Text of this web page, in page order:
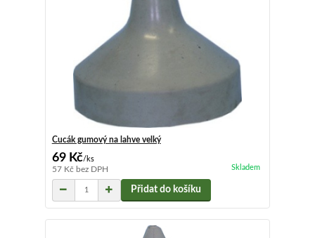
Cucák gumový na lahve velký
69 Kč/ks
57 Kč bez DPH Skladem
Přidat do košíku